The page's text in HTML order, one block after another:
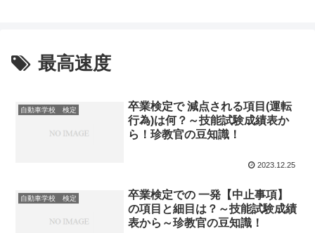
最高速度
自動車学校 検定
卒業検定で 減点される項目(運転
行為)は何？～技能試験成績表か
ら！珍教官の豆知識！
2023.12.25
自動車学校 検定
卒業検定での 一発【中止事項】
の項目と細目は？～技能試験成績
表から～珍教官の豆知識！